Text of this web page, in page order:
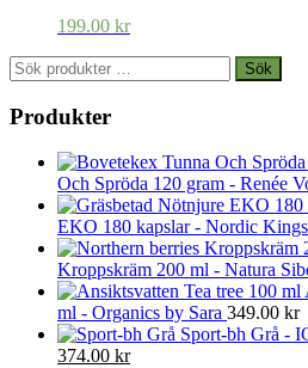
199.00 kr
Sök
efter:
Sök
Produkter
Och Spröda 120 gram - Renée
EKO 180 kapslar - Nordic Kings
Kroppskräm 200 ml - Natura
ml - Organics by Sara 349.00 kr
Sport-bh Grå -
Det
374.00 krDet